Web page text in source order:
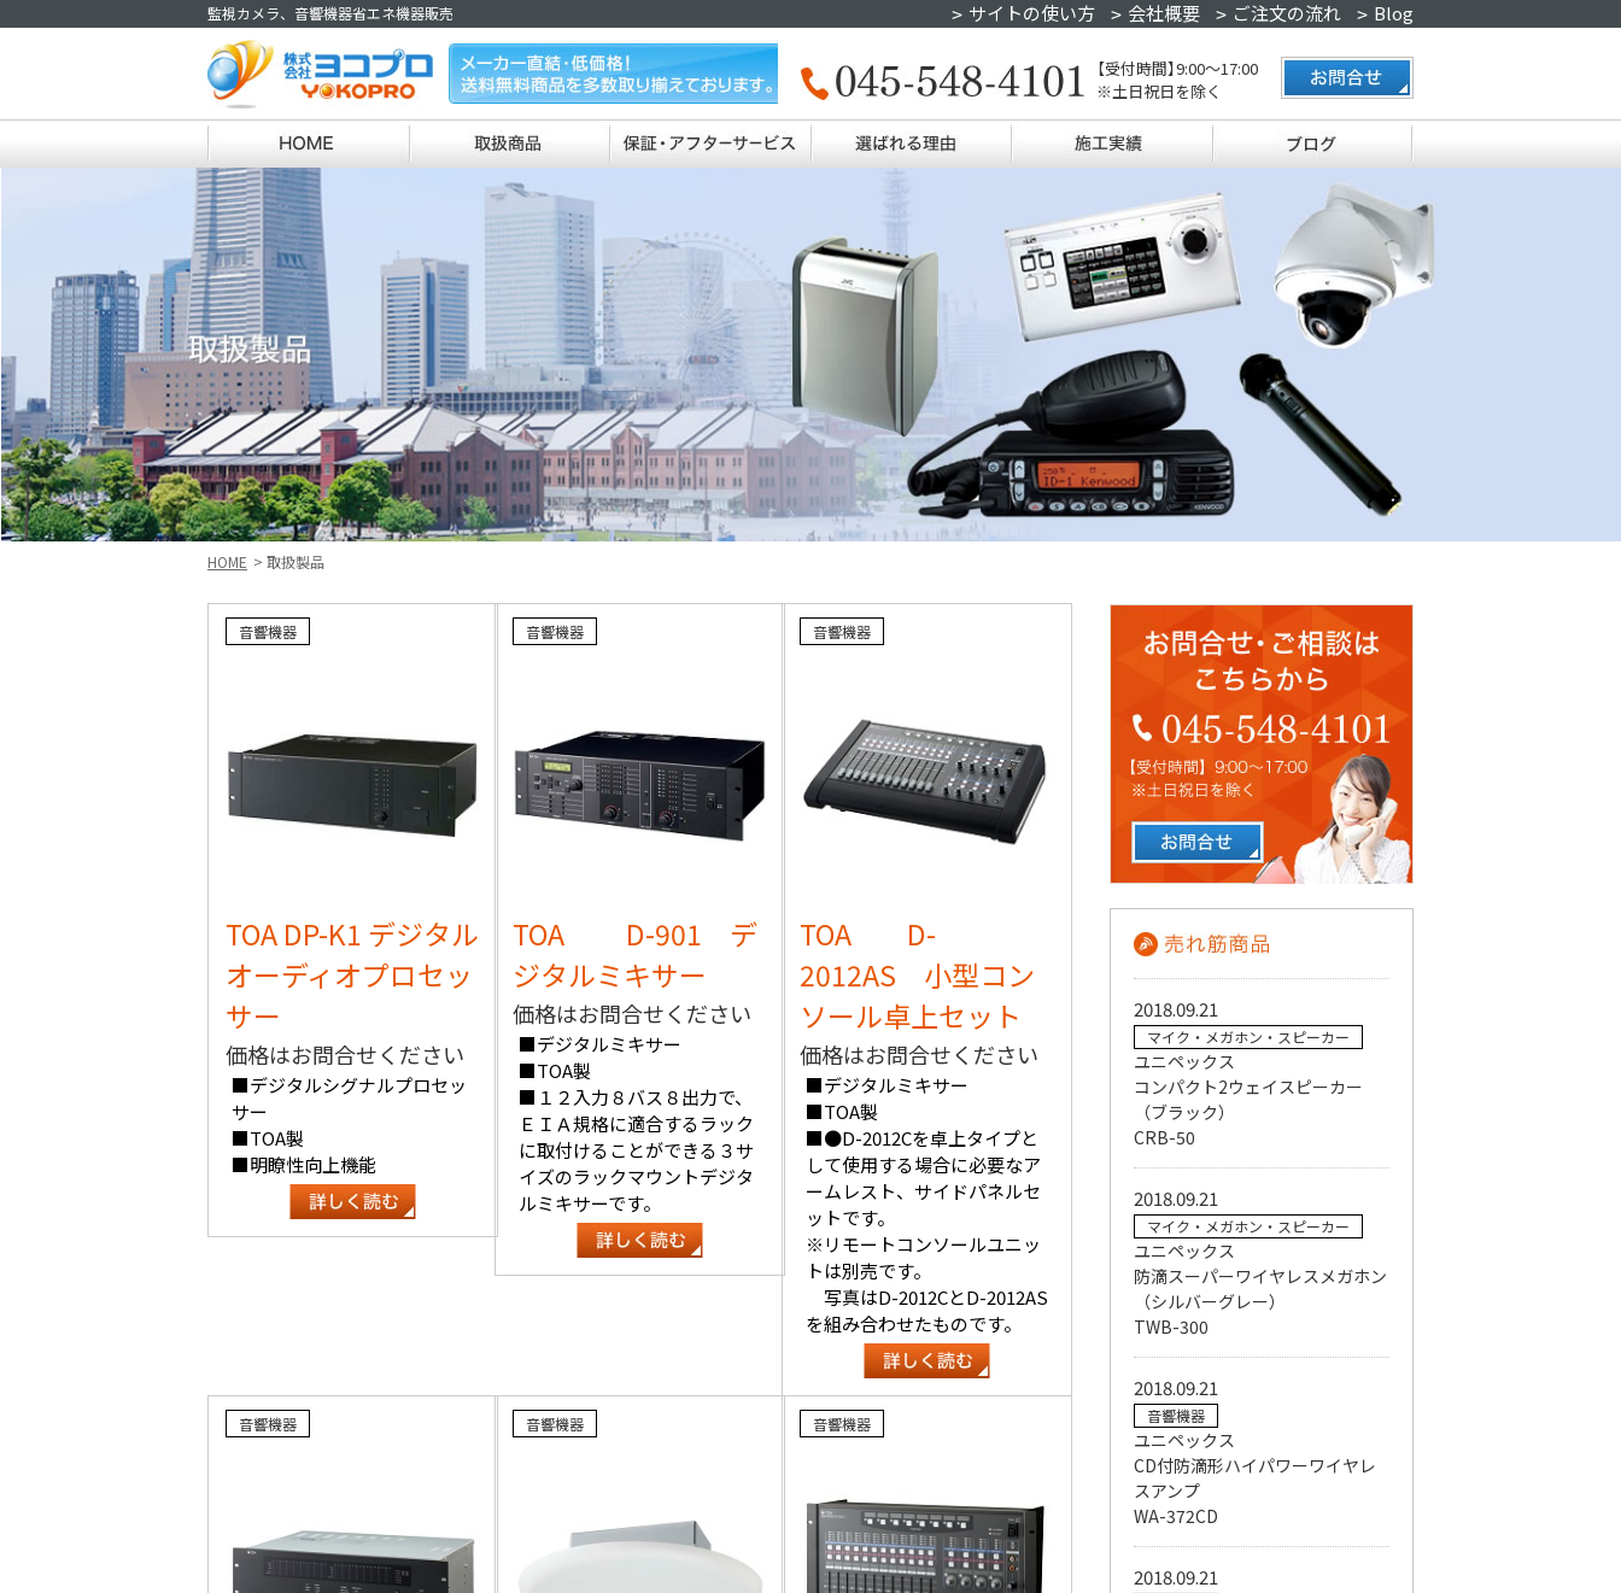
監視カメラ、音響機器省エネ機器販売 サイトの使い方 会社概要 ご注文の流れ Blog
【受付時間】
9:00～17:00
※土日祝日を除く
HOME 取扱製品
音響機器
TOA DP-K1 デジタル
オーディオプロセッ
サー
価格はお問合せください
■デジタルシグナルプロセッ
サー
■TOA製
■明瞭性向上機能
音響機器
TOA D-901 デ
ジタルミキサー
価格はお問合せください
■デジタルミキサー
■TOA製
■１２入力８バス８出力で、
ＥＩＡ規格に適合するラック
に取付けることができる３サ
イズのラックマウントデジタ
ルミキサーです。
音響機器
TOA D-
2012AS 小型コン
ソール卓上セット
価格はお問合せください
■デジタルミキサー
■TOA製
■●D-2012Cを卓上タイプと
して使用する場合に必要なア
ームレスト、サイドパネルセ
ットです。
※リモートコンソールユニッ
トは別売です。
写真はD-2012CとD-2012AS
を組み合わせたものです。
音響機器 音響機器 音響機器
2018.09.21
マイク・メガホン・スピーカー
ユニペックス
コンパクト2ウェイスピーカー
（ブラック）
CRB-50
2018.09.21
マイク・メガホン・スピーカー
ユニペックス
防滴スーパーワイヤレスメガホン
（シルバーグレー）
TWB-300
2018.09.21
音響機器
ユニペックス
CD付防滴形ハイパワーワイヤレ
スアンプ
WA-372CD
2018.09.21